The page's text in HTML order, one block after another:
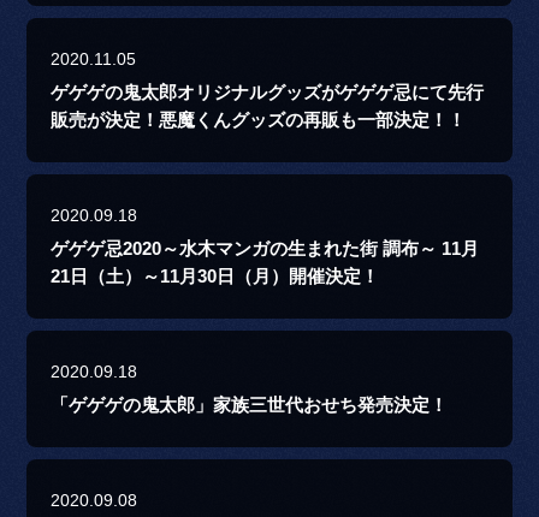
2020.11.05
ゲゲゲの鬼太郎オリジナルグッズがゲゲゲ忌にて先行
販売が決定！悪魔くんグッズの再販も一部決定！！
2020.09.18
ゲゲゲ忌2020～水木マンガの生まれた街 調布～ 11月
21日（土）～11月30日（月）開催決定！
2020.09.18
「ゲゲゲの鬼太郎」家族三世代おせち発売決定！
2020.09.08